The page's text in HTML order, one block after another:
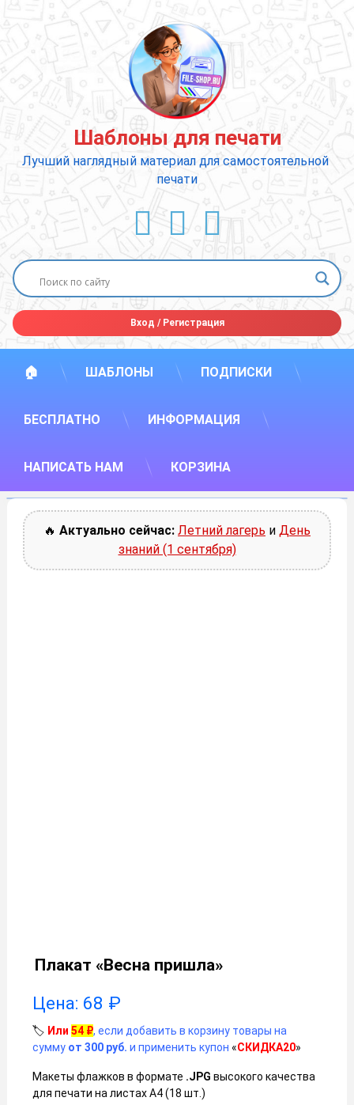
содержимому
Шаблоны для печати
Лучший наглядный материал для самостоятельной
печати
ВКонтакте
YouTube
E-mail
Вход /Регистрация
🏠 ШАБЛОНЫ ПОДПИСКИ
БЕСПЛАТНО ИНФОРМАЦИЯ
НАПИСАТЬ НАМ КОРЗИНА
🔥 Актуально сейчас: Летний лагерь и День
знаний (1 сентября)
Плакат «Весна пришла»
Цена: 68 ₽
🏷️ Или 54 ₽, если добавить в корзину товары на
сумму от 300 руб. и применить купон «СКИДКА20»
Макеты флажков в формате .JPG высокого качества
для печати на листах А4 (18 шт.)